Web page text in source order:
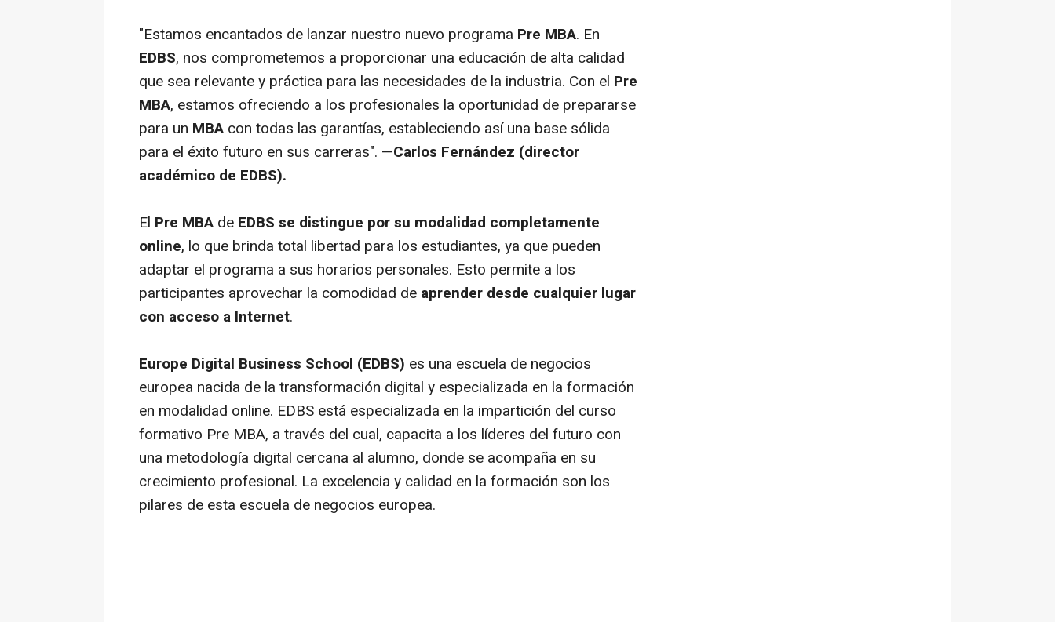
"Estamos encantados de lanzar nuestro nuevo programa Pre MBA. En
EDBS, nos comprometemos a proporcionar una educación de alta calidad
que sea relevante y práctica para las necesidades de la industria. Con el Pre
MBA, estamos ofreciendo a los profesionales la oportunidad de prepararse
para un MBA con todas las garantías, estableciendo así una base sólida
para el éxito futuro en sus carreras". —Carlos Fernández (director
académico de EDBS).
El Pre MBA de EDBS se distingue por su modalidad completamente
online, lo que brinda total libertad para los estudiantes, ya que pueden
adaptar el programa a sus horarios personales. Esto permite a los
participantes aprovechar la comodidad de aprender desde cualquier lugar
con acceso a Internet.
Europe Digital Business School (EDBS) es una escuela de negocios
europea nacida de la transformación digital y especializada en la formación
en modalidad online. EDBS está especializada en la impartición del curso
formativo Pre MBA, a través del cual, capacita a los líderes del futuro con
una metodología digital cercana al alumno, donde se acompaña en su
crecimiento profesional. La excelencia y calidad en la formación son los
pilares de esta escuela de negocios europea.